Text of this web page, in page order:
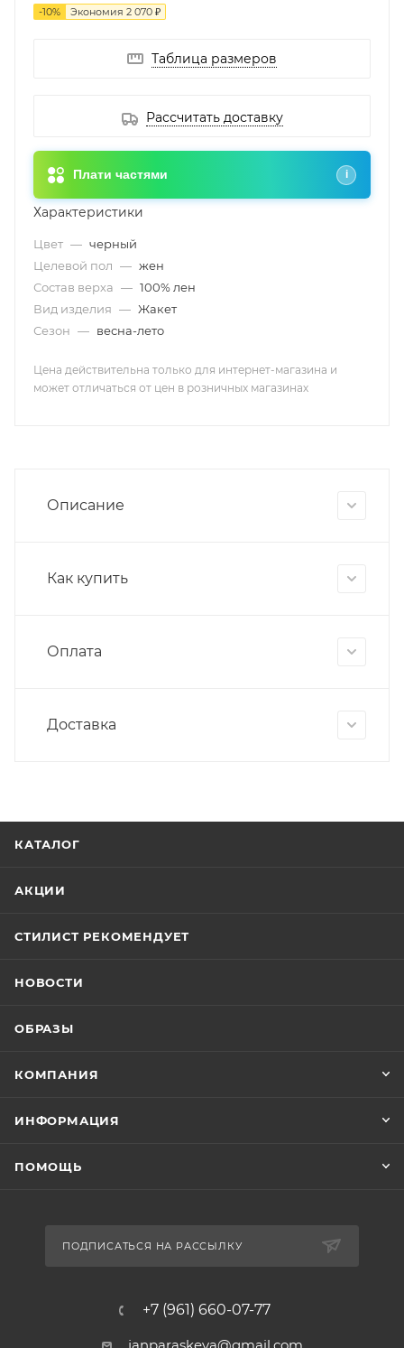
-10% Экономия 2 070 ₽
Таблица размеров
Рассчитать доставку
Плати частями i
Характеристики
Цвет — черный
Целевой пол — жен
Состав верха — 100% лен
Вид изделия — Жакет
Сезон — весна-лето
Цена действительна только для интернет-магазина и
может отличаться от цен в розничных магазинах
Описание
Как купить
Оплата
Доставка
КАТАЛОГ
АКЦИИ
СТИЛИСТ РЕКОМЕНДУЕТ
НОВОСТИ
ОБРАЗЫ
КОМПАНИЯ
ИНФОРМАЦИЯ
ПОМОЩЬ
ПОДПИСАТЬСЯ НА РАССЫЛКУ
+7 (961) 660-07-77